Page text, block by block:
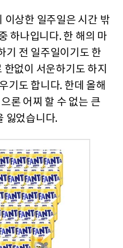
이상한 일주일은 시간 밖
하나입니다. 한 해의 마
기 전 일주일이기도 한
없이 서운하기도 하지
기도 합니다. 한데 올해
론 어찌 할 수 없는 큰
잃었습니다.